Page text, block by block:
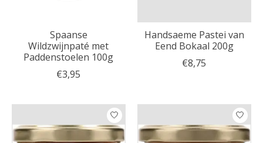
Spaanse
Wildzwijnpaté met
Paddenstoelen 100g
€3,95
Handsaeme Pastei van
Eend Bokaal 200g
€8,75